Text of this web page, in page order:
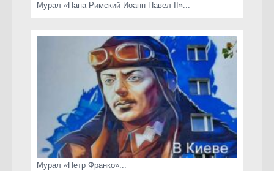
Мурал «Папа Римский Иоанн Павел II»...
Мурал «Петр Франко»...